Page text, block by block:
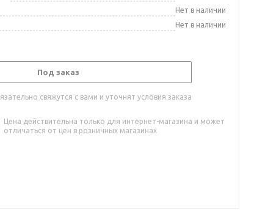
Нет в наличии
Нет в наличии
Под заказ
свяжутся с вами и уточнят условия заказа
Цена действительна только для интернет-магазина и может
отличаться от цен в розничных магазинах